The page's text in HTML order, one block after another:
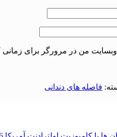
وبسایت من در مرورگر برای
فاصله های دندانی